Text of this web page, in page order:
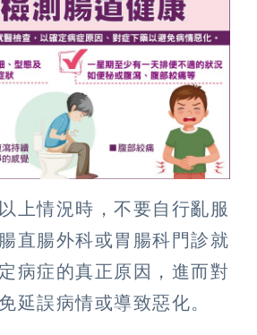
上情況時，不要自行亂服
直腸外科或胃腸科門診就
病症的真正原因，進而對
延誤病情或導致惡化。